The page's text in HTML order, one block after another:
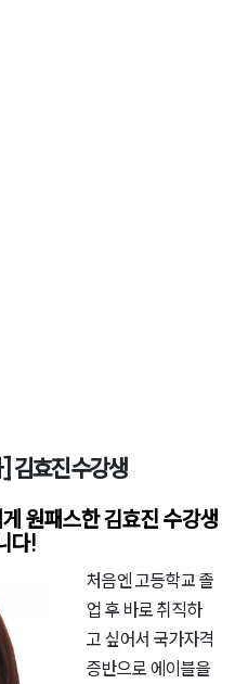
김효진 수강생
원패스한 김효진 수강생
다!
처음엔 고등학교 졸
업 후 바로 취직하
고 싶어서 국가자격
증반으로 에이블을